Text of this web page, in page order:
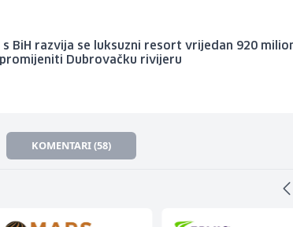
s BiH razvija se luksuzni resort vrijedan 920
Dubrovačku rivijeru
KOMENTARI (58)